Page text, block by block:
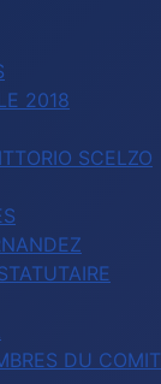
2018
SCELZO
DU